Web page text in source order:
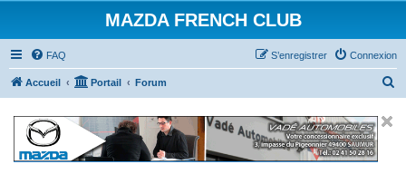
MAZDA FRENCH CLUB
FAQ Connexion
S’enregistrer
Accueil Portail Forum